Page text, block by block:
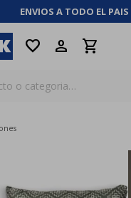
ENVIOS A TODO EL PAIS
favorite